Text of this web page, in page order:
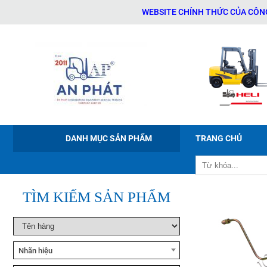
WEBSITE CHÍNH THỨC CỦA CÔNG
DANH MỤC SẢN PHẨM TRANG CHỦ
TÌM KIẾM SẢN PHẨM
Nhãn hiệu
Xe nâng tay điện Noblelift
PWB-150/200/300
Xe nâng điện ngồi lái Noblelift
Xe nâng bán tự động Noblelift
SFH10/15